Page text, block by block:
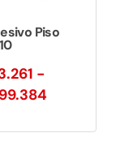
Piso
-
Rango
precios: